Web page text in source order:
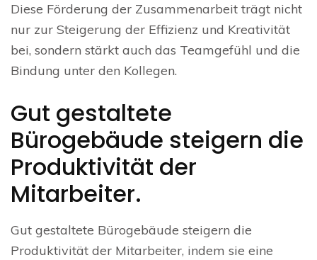
Diese Förderung der Zusammenarbeit trägt nicht
nur zur Steigerung der Effizienz und Kreativität
bei, sondern stärkt auch das Teamgefühl und die
Bindung unter den Kollegen.
Gut gestaltete
Bürogebäude steigern die
Produktivität der
Mitarbeiter.
Gut gestaltete Bürogebäude steigern die
Produktivität der Mitarbeiter, indem sie eine